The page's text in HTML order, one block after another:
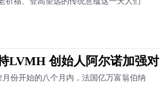
LVMH 创始人阿尔诺加强对
份开始的八个月内，法国亿万富翁伯纳